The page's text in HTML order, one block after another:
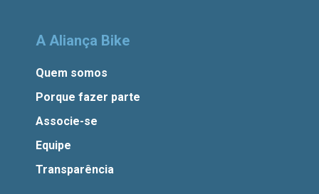
A Aliança Bike
Quem somos
Porque fazer parte
Associe-se
Equipe
Transparência